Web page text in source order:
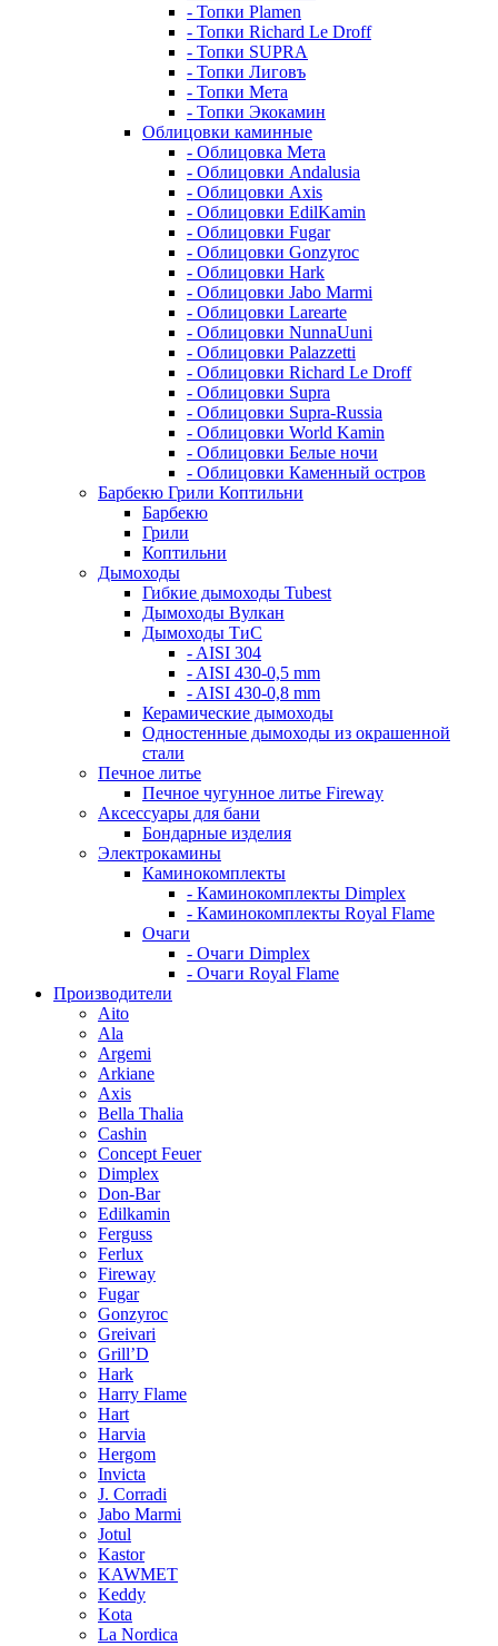
- Топки Plamen
- Топки Richard Le Droff
- Топки SUPRA
- Топки Лиговъ
- Топки Мета
- Топки Экокамин
Облицовки каминные
- Облицовка Мета
- Облицовки Andalusia
- Облицовки Axis
- Облицовки EdilKamin
- Облицовки Fugar
- Облицовки Gonzyroc
- Облицовки Hark
- Облицовки Jabo Marmi
- Облицовки Larearte
- Облицовки NunnaUuni
- Облицовки Palazzetti
- Облицовки Richard Le Droff
- Облицовки Supra
- Облицовки Supra-Russia
- Облицовки World Kamin
- Облицовки Белые ночи
- Облицовки Каменный остров
Барбекю Грили Коптильни
Барбекю
Грили
Коптильни
Дымоходы
Гибкие дымоходы Tubest
Дымоходы Вулкан
Дымоходы ТиС
- AISI 304
- AISI 430-0,5 mm
- AISI 430-0,8 mm
Керамические дымоходы
Одностенные дымоходы из окрашенной
стали
Печное литье
Печное чугунное литье Fireway
Аксессуары для бани
Бондарные изделия
Электрокамины
Каминокомплекты
- Каминокомплекты Dimplex
- Каминокомплекты Royal Flame
Очаги
- Очаги Dimplex
- Очаги Royal Flame
Производители
Aito
Ala
Argemi
Arkiane
Axis
Bella Thalia
Cashin
Concept Feuer
Dimplex
Don-Bar
Edilkamin
Ferguss
Ferlux
Fireway
Fugar
Gonzyroc
Greivari
Grill’D
Hark
Harry Flame
Hart
Harvia
Hergom
Invicta
J. Corradi
Jabo Marmi
Jotul
Kastor
KAWMET
Keddy
Kota
La Nordica